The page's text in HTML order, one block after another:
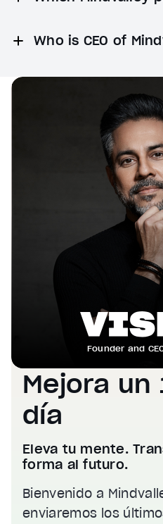
Who is CEO of
Founder and
Mejora un
día
Eleva tu mente.
forma al futuro.
Bienvenido a
enviaremos los